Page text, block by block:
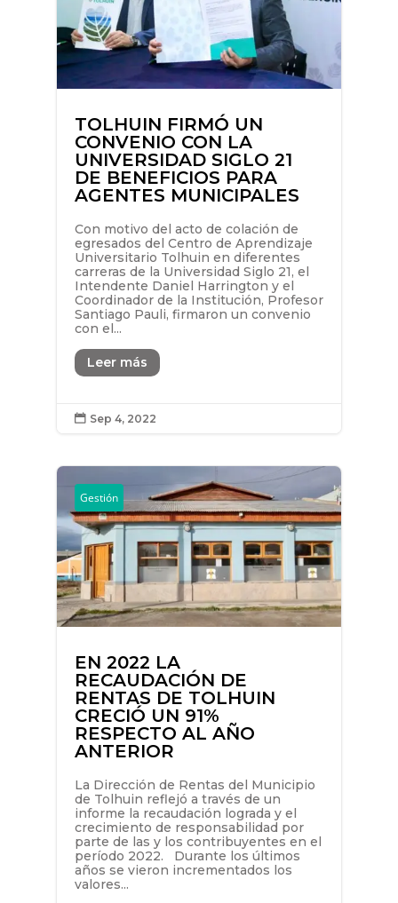
TOLHUIN FIRMÓ UN
CONVENIO CON LA
UNIVERSIDAD SIGLO 21
DE BENEFICIOS PARA
AGENTES MUNICIPALES
Con motivo del acto de colación de
egresados del Centro de Aprendizaje
Universitario Tolhuin en diferentes
carreras de la Universidad Siglo 21, el
Intendente Daniel Harrington y el
Coordinador de la Institución, Profesor
Santiago Pauli, firmaron un convenio
con el...
Leer más
 Sep 4, 2022
Gestión
EN 2022 LA
RECAUDACIÓN DE
RENTAS DE TOLHUIN
CRECIÓ UN 91%
RESPECTO AL AÑO
ANTERIOR
La Dirección de Rentas del Municipio
de Tolhuin reflejó a través de un
informe la recaudación lograda y el
crecimiento de responsabilidad por
parte de las y los contribuyentes en el
período 2022. Durante los últimos
años se vieron incrementados los
valores...